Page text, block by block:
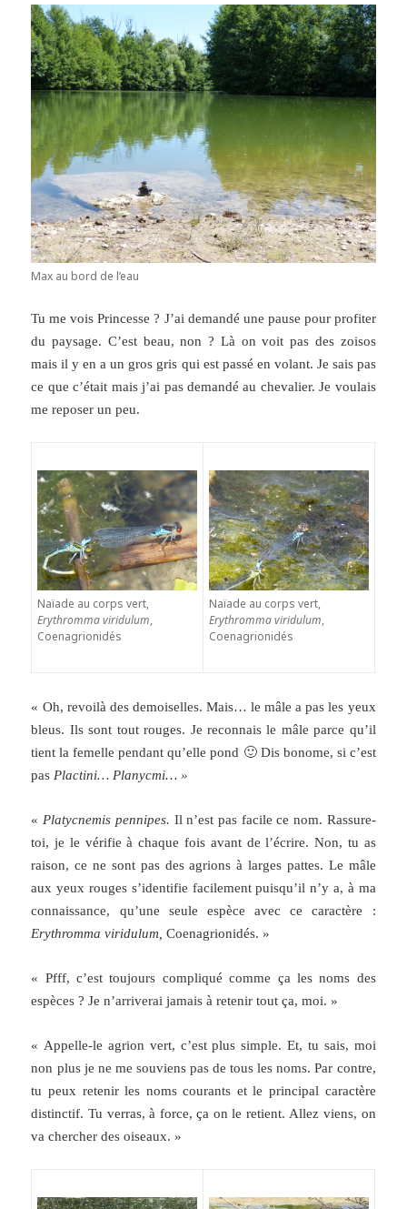
Max au bord de l’eau
Tu me vois Princesse ? J’ai demandé une pause pour profiter
du paysage. C’est beau, non ? Là on voit pas des zoisos
mais il y en a un gros gris qui est passé en volant. Je sais pas
ce que c’était mais j’ai pas demandé au chevalier. Je voulais
me reposer un peu.
Naïade au corps vert,
Erythromma viridulum,
Coenagrionidés
Naïade au corps vert,
Erythromma viridulum,
Coenagrionidés
« Oh, revoilà des demoiselles. Mais… le mâle a pas les yeux
bleus. Ils sont tout rouges. Je reconnais le mâle parce qu’il
tient la femelle pendant qu’elle pond 🙂 Dis bonome, si c’est
pasPlactini… Planycmi… »
«Platycnemis pennipes. Il n’est pas facile ce nom. Rassure-
toi, je le vérifie à chaque fois avant de l’écrire. Non, tu as
raison, ce ne sont pas des agrions à larges pattes. Le mâle
aux yeux rouges s’identifie facilement puisqu’il n’y a, à ma
connaissance, qu’une seule espèce avec ce caractère :
Erythromma viridulum, Coenagrionidés. »
« Pfff, c’est toujours compliqué comme ça les noms des
espèces ? Je n’arriverai jamais à retenir tout ça, moi. »
« Appelle-le agrion vert, c’est plus simple. Et, tu sais, moi
non plus je ne me souviens pas de tous les noms. Par contre,
tu peux retenir les noms courants et le principal caractère
distinctif. Tu verras, à force, ça on le retient. Allez viens, on
va chercher des oiseaux. »